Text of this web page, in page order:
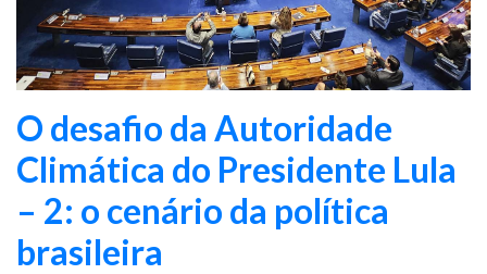
O desafio da Autoridade
Climática do Presidente Lula
– 2: o cenário da política
brasileira